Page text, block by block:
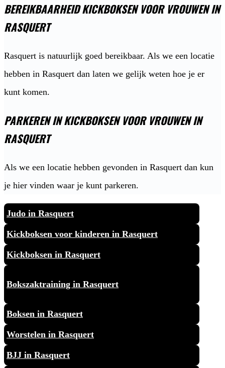
BEREIKBAARHEID KICKBOKSEN VOOR VROUWEN IN
RASQUERT
Rasquert is natuurlijk goed bereikbaar. Als we een locatie
hebben in Rasquert dan laten we gelijk weten hoe je er
kunt komen.
PARKEREN IN KICKBOKSEN VOOR VROUWEN IN
RASQUERT
Als we een locatie hebben gevonden in Rasquert dan kun
je hier vinden waar je kunt parkeren.
Judo in Rasquert
Kickboksen voor kinderen in Rasquert
Kickboksen in Rasquert
Bokszaktraining in Rasquert
Boksen in Rasquert
Worstelen in Rasquert
BJJ in Rasquert